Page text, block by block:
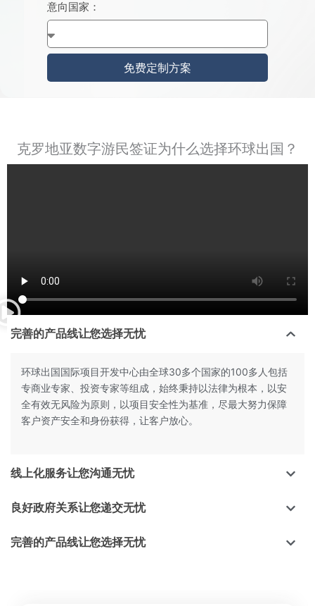
+
6
意向国家：
免费定制方案
克罗地亚数字游民签证为什么选择环球出国？
完善的产品线让您选择无忧
环球出国国际项目开发中心由全球30多个国家的100多人包括
专商业专家、投资专家等组成，始终秉持以法律为根本，以安
全有效无风险为原则，以项目安全性为基准，尽最大努力保障
客户资产安全和身份获得，让客户放心。
线上化服务让您沟通无忧
良好政府关系让您递交无忧
完善的产品线让您选择无忧